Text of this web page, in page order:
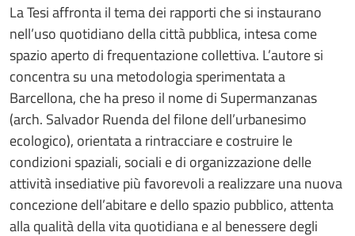
La Tesi affronta il tema dei rapporti che si instaurano
nell’uso quotidiano della città pubblica, intesa come
spazio aperto di frequentazione collettiva. L’autore si
concentra su una metodologia sperimentata a
Barcellona, che ha preso il nome di Supermanzanas
(arch. Salvador Ruenda del filone dell’urbanesimo
ecologico), orientata a rintracciare e costruire le
condizioni spaziali, sociali e di organizzazione delle
attività insediative più favorevoli a realizzare una nuova
concezione dell’abitare e dello spazio pubblico, attenta
alla qualità della vita quotidiana e al benessere degli